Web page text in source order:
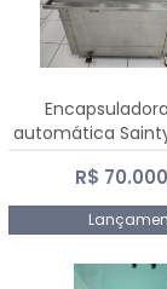
automática
00
R$